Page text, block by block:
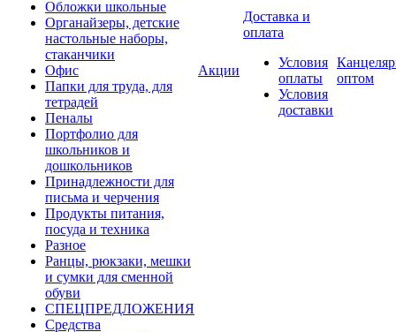
Обложки школьные
Органайзеры, детские
настольные наборы,
стаканчики
Офис
Папки для труда, для
тетрадей
Пеналы
Портфолио для
школьников и
дошкольников
Принадлежности для
письма и черчения
Продукты питания,
посуда и техника
Разное
Ранцы, рюкзаки, мешки
и сумки для сменной
обуви
СПЕЦПРЕДЛОЖЕНИЯ
Средства
Акции
Доставка и
оплата
Условия
оплаты
Условия
доставки
оптом